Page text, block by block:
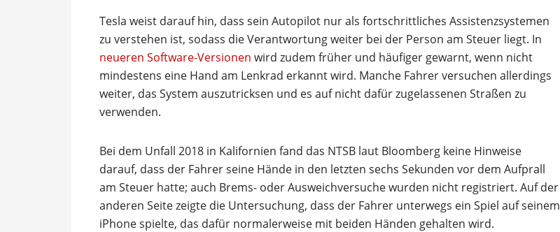
Tesla weist darauf hin, dass sein Autopilot nur als fortschrittliches Assistenzsystemen
zu verstehen ist, sodass die Verantwortung weiter bei der Person am Steuer liegt. In
neueren Software-Versionen wird zudem früher und häufiger gewarnt, wenn nicht
mindestens eine Hand am Lenkrad erkannt wird. Manche Fahrer versuchen allerdings
weiter, das System auszutricksen und es auf nicht dafür zugelassenen Straßen zu
verwenden.
Bei dem Unfall 2018 in Kalifornien fand das NTSB laut Bloomberg keine Hinweise
darauf, dass der Fahrer seine Hände in den letzten sechs Sekunden vor dem Aufprall
am Steuer hatte; auch Brems- oder Ausweichversuche wurden nicht registriert. Auf der
anderen Seite zeigte die Untersuchung, dass der Fahrer unterwegs ein Spiel auf seinem
iPhone spielte, das dafür normalerweise mit beiden Händen gehalten wird.